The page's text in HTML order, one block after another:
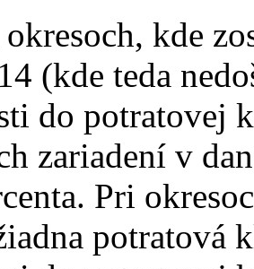
kde
(kde teda
do potratovej
zariadení v
Pri
potratová